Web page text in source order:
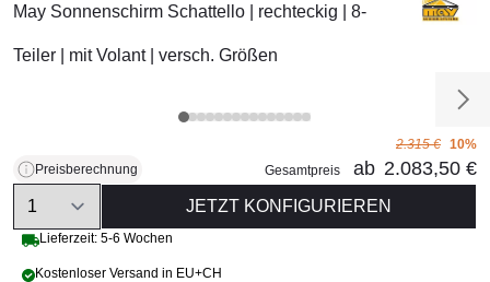
May Sonnenschirm Schattello | rechteckig | 8-
Teiler | mit Volant | versch. Größen
Preisberechnung
2.315 € 10%
Gesamtpreis
ab 2.083,50 €
Quantity
JETZT KONFIGURIEREN
Lieferzeit: 5-6 Wochen
Kostenloser Versand in EU+CH